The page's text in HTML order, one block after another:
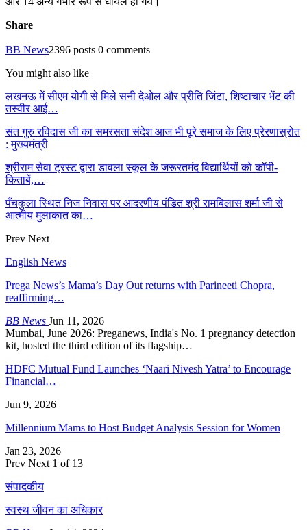
Share
BB News2396 posts 0 comments
You might also like
लखनऊ में सीएम योगी से मिले सनी देओल और प्रीति जिंटा, शिष्टाचार भेंट की
तस्वीर आई…
संत गुरु रविदास जी का समरसता संदेश आज भी पूरे समाज के लिए प्रेरणास्रोत
: मुख्यमंत्री
श्रीराम सेवा ट्रस्ट द्वारा डावला स्कूल के जरूरतमंद विद्यार्थियों को कॉपी-
किताबें,…
पँचकुला स्थित निज निवास पर आदरणीय पंडित श्री रामबिलास शर्मा जी से
आत्मीय मुलाकात का…
Prev Next
English News
Prega News’s Mama’s Day Out returns with Parineeti Chopra,
reaffirming…
BB News Jun 11, 2026
Mumbai, June 2026: Preganews, India's No. 1 pregnancy detection
kit, hosted the third edition of its flagship…
HDFC Mutual Fund Launches ‘Naari Nivesh Yatra’ to Encourage
Financial…
Jun 9, 2026
Millennium Mams to Host Budget Analysis Session for Women
Jan 23, 2026
Prev Next 1 of 13
संपादकीय
स्वस्थ जीवन का अधिकार